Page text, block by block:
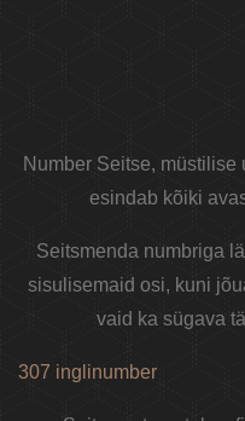
Number Seitse,
esindab kõiki
Seitsmenda numbriga
sisulisemaid osi, kuni
vaid ka sügava
307 inglinumber